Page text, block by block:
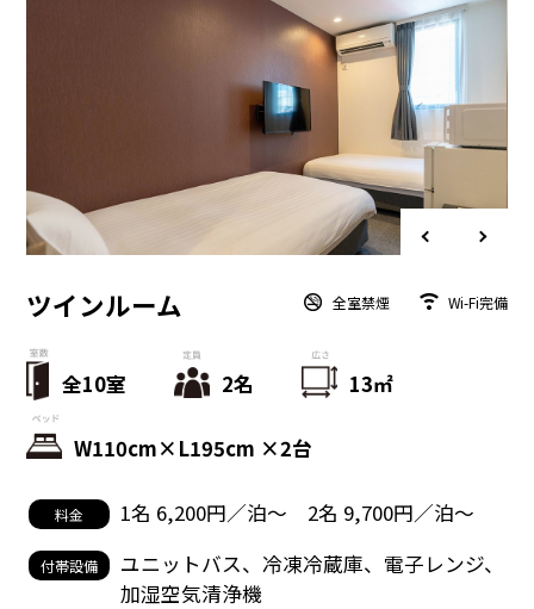
ツインルーム 全室禁煙 Wi-Fi完備
全10室 2名 13㎡
W110cm×L195cm ×2台
料金 1名 6,200円／泊〜 2名 9,700円／泊〜
付帯設備
ユニットバス、冷凍冷蔵庫、電子レンジ、
加湿空気清浄機